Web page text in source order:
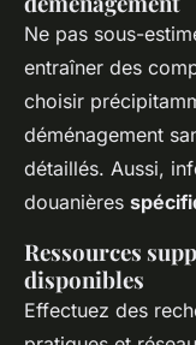
Ne pas sous-
entraîner des
choisir
déménagement
détaillés. Aussi,
douanières
Ressources
disponibles
Effectuez des